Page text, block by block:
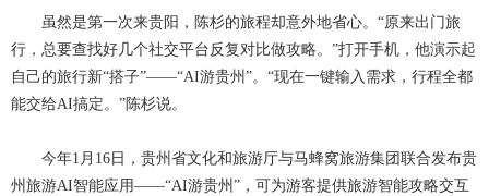
虽然是第一次来贵阳，陈杉的旅程却意外地省心。 “原来出门旅
行，总要查找好几个社交平台反复对比做攻略。”打开手机，他演示起
自己的旅行新“搭子”——“AI游贵州”。“现在一键输入需求，行程全都
能交给AI搞定。”陈杉说。
今年1月16日，贵州省文化和旅游厅与马蜂窝旅游集团联合发布贵
州旅游AI智能应用——“AI游贵州”，可为游客提供旅游智能攻略交互